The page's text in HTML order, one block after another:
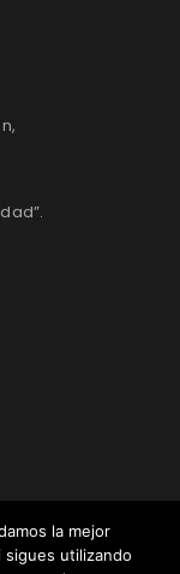
la mejor
utilizando